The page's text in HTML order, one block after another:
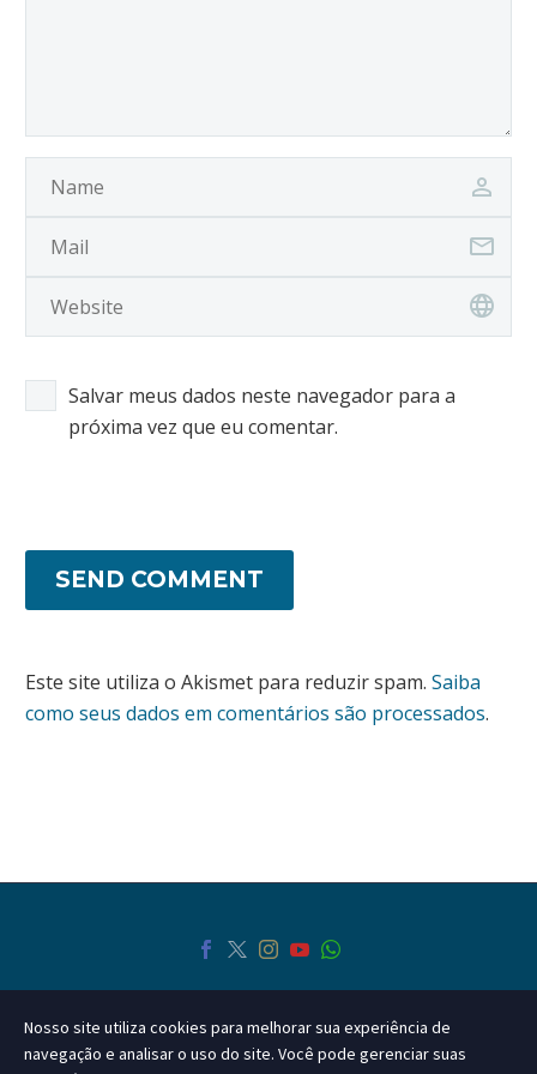
Salvar meus dados neste navegador para a
próxima vez que eu comentar.
SEND COMMENT
Este site utiliza o Akismet para reduzir spam. Saiba
como seus dados em comentários são processados.
Nosso site utiliza cookies para melhorar sua experiência de
navegação e analisar o uso do site. Você pode gerenciar suas